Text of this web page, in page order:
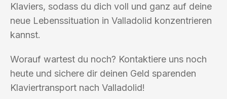
Klaviers, sodass du dich voll und ganz auf deine
neue Lebenssituation in Valladolid konzentrieren
kannst.
Worauf wartest du noch? Kontaktiere uns noch
heute und sichere dir deinen Geld sparenden
Klaviertransport nach Valladolid!